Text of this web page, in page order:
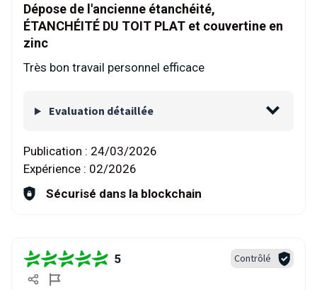
Dépose de l'ancienne étanchéité,
ÉTANCHÉITÉ DU TOIT PLAT et couvertine en
zinc
Très bon travail personnel efficace
Evaluation détaillée
Publication : 24/03/2026
Expérience : 02/2026
Sécurisé dans la blockchain
5 Contrôlé